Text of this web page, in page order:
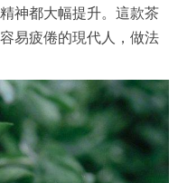
神都大幅提升。這款茶
易疲倦的現代人，做法